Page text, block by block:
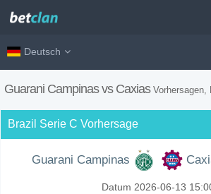
Deutsch
Guarani Campinas vs Caxias Vorhersagen, H2H,
Brazil Serie C Vorhersage
Guarani Campinas
Datum 2026-06-13